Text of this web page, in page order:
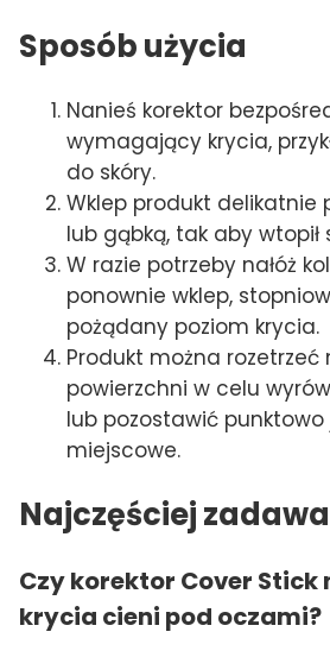
Sposób użycia
Nanieś korektor
wymagający krycia,
do skóry.
Wklep produkt delikatnie
lub gąbką, tak aby wtopił
W razie potrzeby nałóż
ponownie wklep,
pożądany poziom krycia.
Produkt można rozetrzeć
powierzchni w celu
lub pozostawić punktowo
miejscowe.
Najczęściej
Czy korektor Cover Stick
krycia cieni pod oczami?